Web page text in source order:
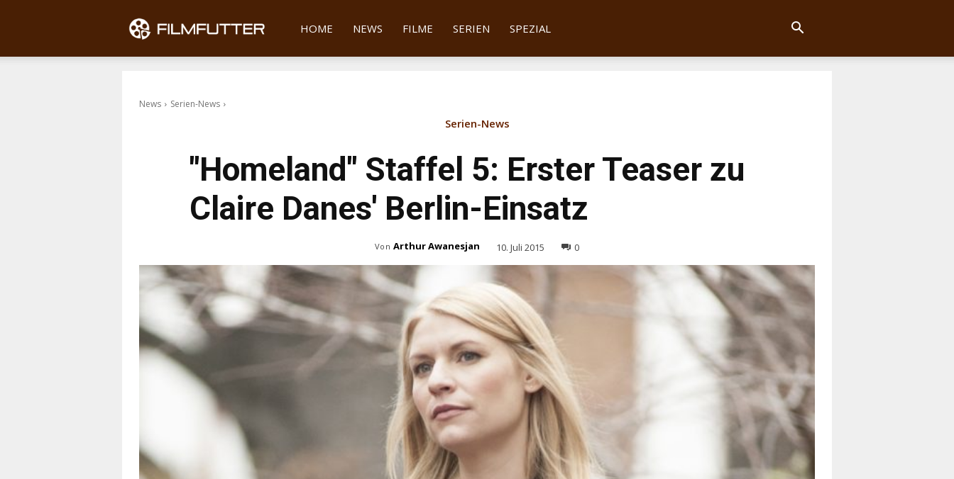
Filmfutter
HOME NEWS FILME SERIEN SPEZIAL
News Serien-News
Serien-News
"Homeland" Staffel 5: Erster Teaser zu
Claire Danes' Berlin-Einsatz
Von Arthur Awanesjan 10. Juli 2015 0